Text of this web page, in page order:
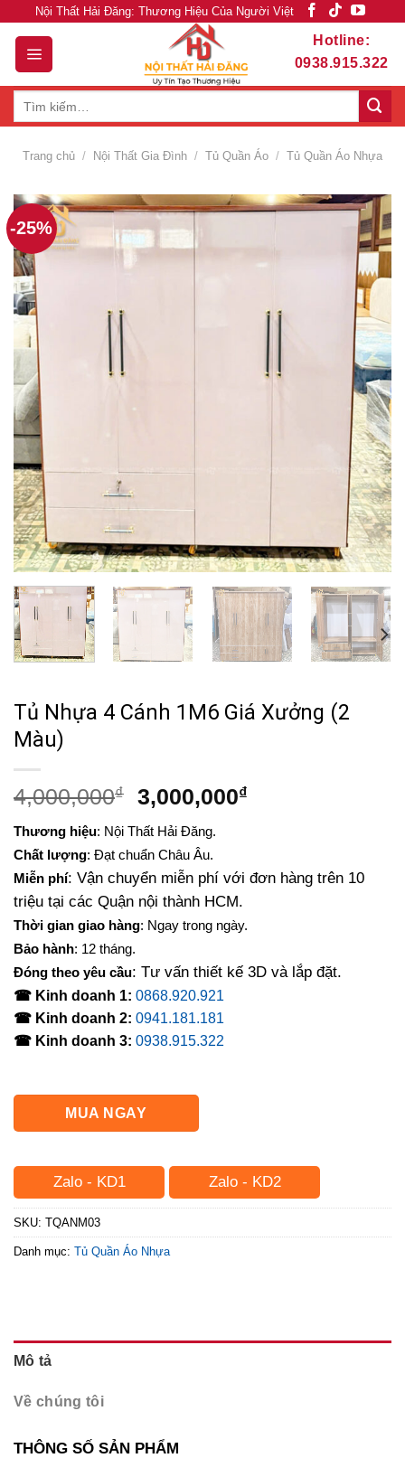
content
Nội Thất Hải Đăng: Thương Hiệu Của Người Việt
Hotline:
0938.915.322
Trang chủ / Nội Thất Gia Đình / Tủ Quần Áo / Tủ Quần Áo Nhựa
-25%
Tủ Nhựa 4 Cánh 1M6 Giá Xưởng (2
Màu)
4,000,000₫
Giá
là:
4,000,000₫.
3,000,000₫Giá
3,000,000₫.
Thương hiệu: Nội Thất Hải Đăng.
Chất lượng: Đạt chuẩn Châu Âu.
Miễn phí: Vận chuyển miễn phí với đơn hàng trên 10
triệu tại các Quận nội thành HCM.
Thời gian giao hàng: Ngay trong ngày.
Bảo hành: 12 tháng.
Đóng theo yêu cầu: Tư vấn thiết kế 3D và lắp đặt.
☎ Kinh doanh 1: 0868.920.921
☎ Kinh doanh 2: 0941.181.181
☎ Kinh doanh 3: 0938.915.322
MUA NGAY
Zalo - KD1 Zalo - KD2
SKU: TQANM03
Danh mục: Tủ Quần Áo Nhựa
Mô tả
Về chúng tôi
THÔNG SỐ SẢN PHẨM